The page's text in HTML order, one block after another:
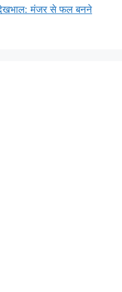
मंजर से फल बनने